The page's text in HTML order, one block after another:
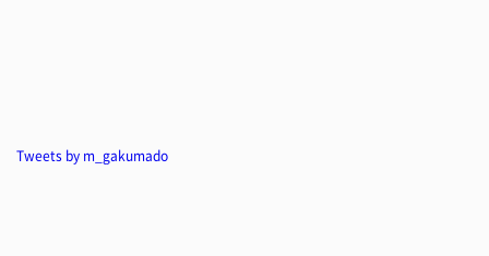
Tweets by m_gakumado